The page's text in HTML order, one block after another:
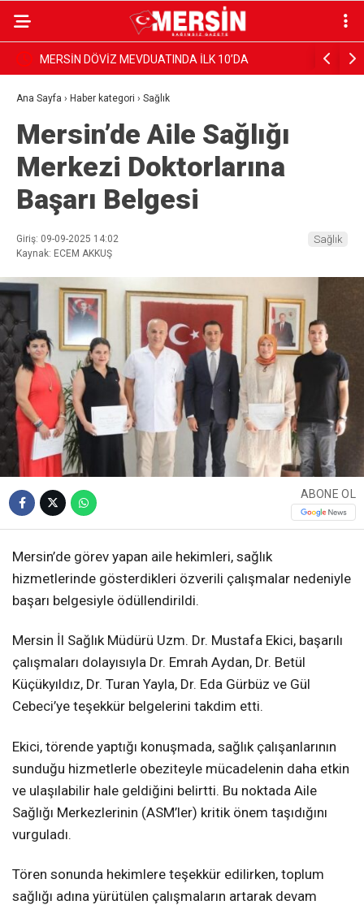
İLK 10’DA ALANYA VE ANTALYA
Ana Sayfa › Haber kategori › Sağlık
Mersin’de Aile Sağlığı
Merkezi Doktorlarına
Başarı Belgesi
Giriş: 09-09-2025 14:02
Kaynak: ECEM AKKUŞ
Sağlık
ABONE OL
Mersin’de görev yapan aile hekimleri, sağlık
hizmetlerinde gösterdikleri özverili çalışmalar nedeniyle
başarı belgesiyle ödüllendirildi.
Mersin İl Sağlık Müdürü Uzm. Dr. Mustafa Ekici, başarılı
çalışmaları dolayısıyla Dr. Emrah Aydan, Dr. Betül
Küçükyıldız, Dr. Turan Yayla, Dr. Eda Gürbüz ve Gül
Cebeci’ye teşekkür belgelerini takdim etti.
Ekici, törende yaptığı konuşmada, sağlık çalışanlarının
sunduğu hizmetlerle obeziteyle mücadelenin daha etkin
ve ulaşılabilir hale geldiğini belirtti. Bu noktada Aile
Sağlığı Merkezlerinin (ASM’ler) kritik önem taşıdığını
vurguladı.
Tören sonunda hekimlere teşekkür edilirken, toplum
sağlığı adına yürütülen çalışmaların artarak devam